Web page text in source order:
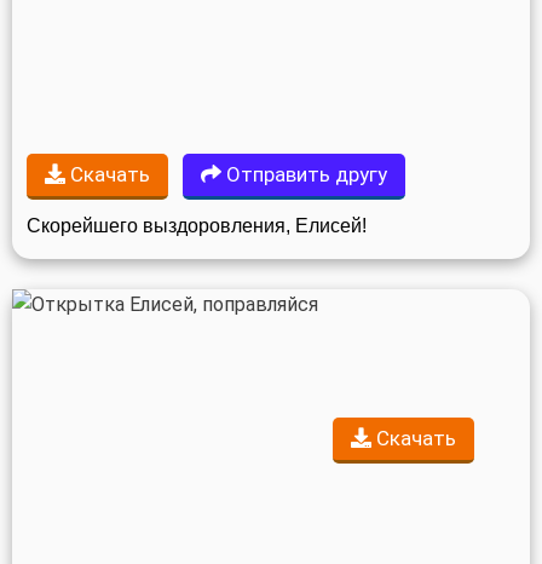
Скачать Отправить другу
Скорейшего выздоровления, Елисей!
Скачать